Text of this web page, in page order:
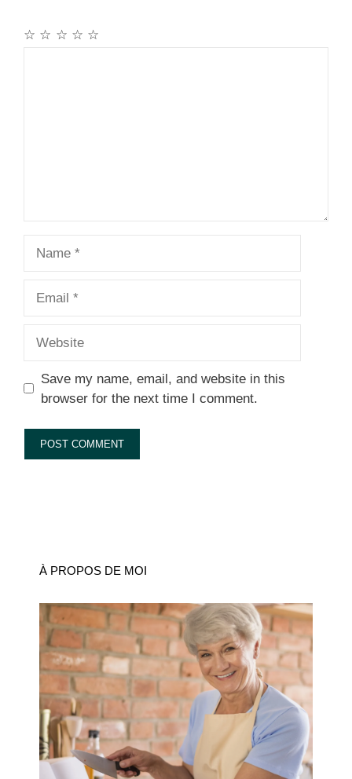
☆
☆
☆
☆
☆
Save my name, email, and website in this
browser for the next time I comment.
À PROPOS DE MOI